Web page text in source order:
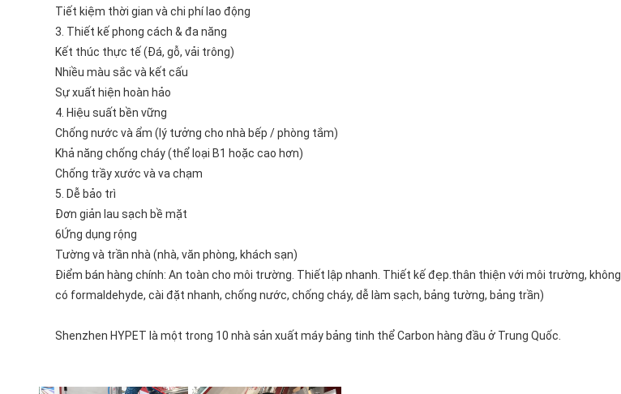
Tiết kiệm thời gian và chi phí lao động
3. Thiết kế phong cách & đa năng
Kết thúc thực tế (Đá, gỗ, vải trông)
Nhiều màu sắc và kết cấu
Sự xuất hiện hoàn hảo
4. Hiệu suất bền vững
Chống nước và ẩm (lý tưởng cho nhà bếp / phòng tắm)
Khả năng chống cháy (thể loại B1 hoặc cao hơn)
Chống trầy xước và va chạm
5. Dễ bảo trì
Đơn giản lau sạch bề mặt
6Ứng dụng rộng
Tường và trần nhà (nhà, văn phòng, khách sạn)
Điểm bán hàng chính: An toàn cho môi trường. Thiết lập nhanh. Thiết kế đẹp.thân thiện với môi trường, không
có formaldehyde, cài đặt nhanh, chống nước, chống cháy, dễ làm sạch, bảng tường, bảng trần)
Shenzhen HYPET là một trong 10 nhà sản xuất máy bảng tinh thể Carbon hàng đầu ở Trung Quốc.